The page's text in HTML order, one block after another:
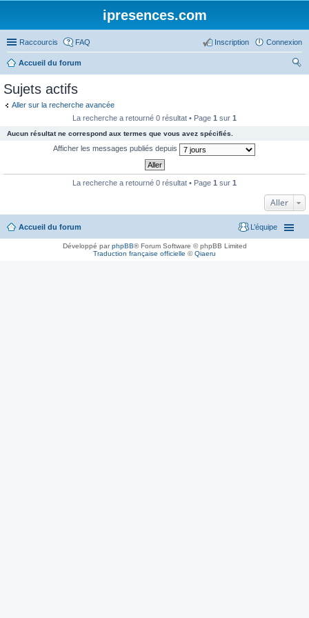
ipresences.com
Raccourcis FAQ Connexion
Inscription
Accueil du forum
Sujets actifs
Aller sur la recherche avancée
La recherche a retourné 0 résultat • Page 1 sur 1
Aucun résultat ne correspond aux termes que vous avez spécifiés.
Afficher les messages publiés depuis
La recherche a retourné 0 résultat • Page 1 sur 1
Aller
Accueil du forum L’équipe
Développé parphpBB® Forum Software © phpBB Limited
Traduction française officielle ©Qiaeru